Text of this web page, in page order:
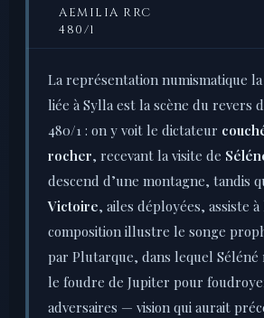
AEMILIA RRC
480/1
La représentation numismatique
liée à Sylla est la scène du revers
480/1 : on y voit le dictateur
rocher, recevant la visite de
descend d’une montagne, tandis
Victoire, ailes déployées, assiste à
composition illustre le songe
par Plutarque, dans lequel Séléné
le foudre de Jupiter pour
adversaires — vision qui aurait